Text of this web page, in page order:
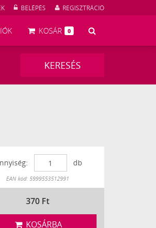
BELÉPÉS REGISZTRÁCIÓ
KOSÁR 0
KERESÉS
db
Készleten
EAN kód: 5999553512991
370 Ft
KOSÁRBA